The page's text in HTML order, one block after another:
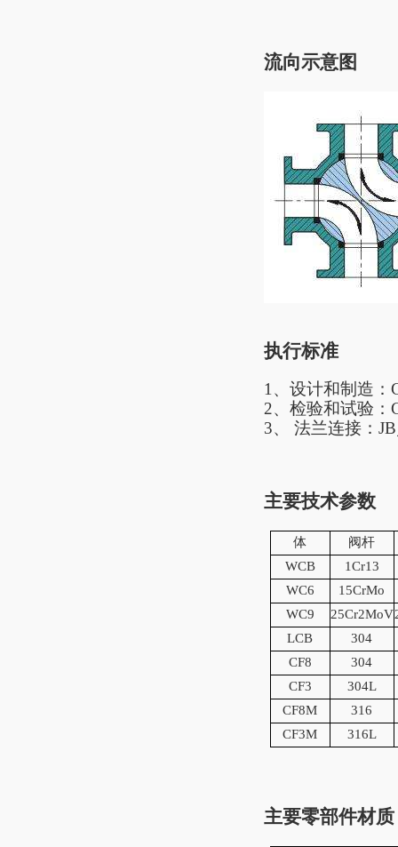
流向示意图
执行标准
1、 设计和制造：
2、 检验和试验：
3、 法兰连接：
主要技术参数
体
阀杆
WCB
1Cr13
WC6
15CrMo
WC9
25Cr2MoV
LCB
304
CF8
304
CF3
304L
CF8M
316
CF3M
316L
主要零部件材质